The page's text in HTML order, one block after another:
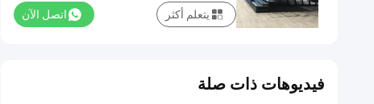
اتصل الآن يتعلم أكثر
فيديوهات ذات صلة